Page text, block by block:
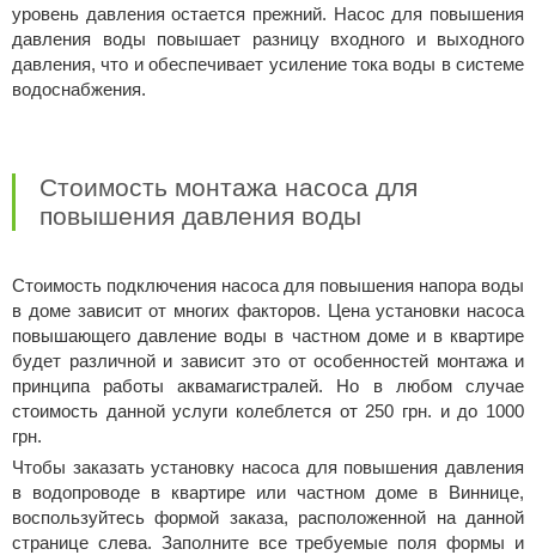
уровень давления остается прежний. Насос для повышения
давления воды повышает разницу входного и выходного
давления, что и обеспечивает усиление тока воды в системе
водоснабжения.
Стоимость монтажа насоса для
повышения давления воды
Стоимость подключения насоса для повышения напора воды
в доме зависит от многих факторов. Цена установки насоса
повышающего давление воды в частном доме и в квартире
будет различной и зависит это от особенностей монтажа и
принципа работы аквамагистралей. Но в любом случае
стоимость данной услуги колеблется от 250 грн. и до 1000
грн.
Чтобы заказать установку насоса для повышения давления
в водопроводе в квартире или частном доме в Виннице,
воспользуйтесь формой заказа, расположенной на данной
странице слева. Заполните все требуемые поля формы и